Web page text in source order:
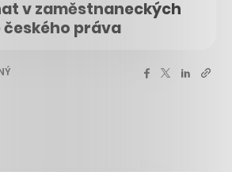
v zaměstnaneckých
práva